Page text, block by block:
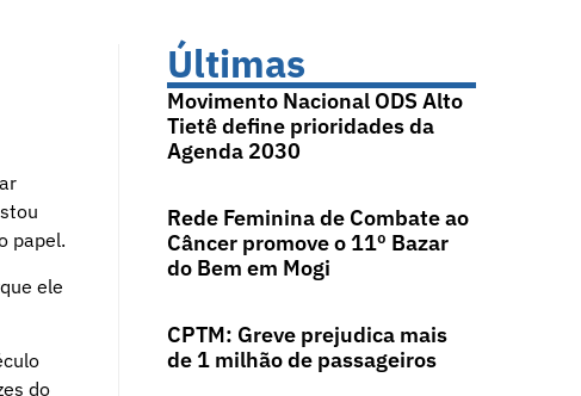
papel.
ele
do
Últimas
Movimento Nacional ODS Alto
Tietê define prioridades da
Agenda 2030
Rede Feminina de Combate ao
Câncer promove o 11º Bazar
do Bem em Mogi
CPTM: Greve prejudica mais
de 1 milhão de passageiros